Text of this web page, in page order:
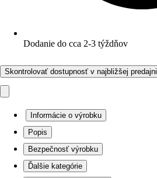
Dodanie do cca 2-3 týždňov
Skontrolovať dostupnosť v najbližšej predajni
Informácie o výrobku
Popis
Bezpečnosť výrobku
Ďalšie kategórie